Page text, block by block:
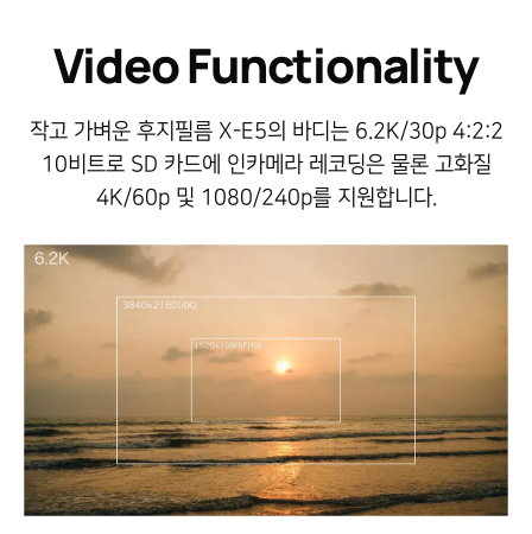
Video Functionality
작고 가벼운 후지필름 X-E5의 바디는 6.2K/30p 4:2:2
10비트로 SD 카드에 인카메라 레코딩은 물론 고화질
4K/60p 및 1080/240p를 지원합니다.